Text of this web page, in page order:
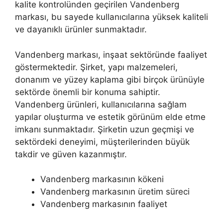
kalite kontrolünden geçirilen Vandenberg
markası, bu sayede kullanıcılarına yüksek kaliteli
ve dayanıklı ürünler sunmaktadır.
Vandenberg markası, inşaat sektöründe faaliyet
göstermektedir. Şirket, yapı malzemeleri,
donanım ve yüzey kaplama gibi birçok ürünüyle
sektörde önemli bir konuma sahiptir.
Vandenberg ürünleri, kullanıcılarına sağlam
yapılar oluşturma ve estetik görünüm elde etme
imkanı sunmaktadır. Şirketin uzun geçmişi ve
sektördeki deneyimi, müşterilerinden büyük
takdir ve güven kazanmıştır.
Vandenberg markasının kökeni
Vandenberg markasının üretim süreci
Vandenberg markasının faaliyet